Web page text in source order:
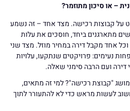
– או סיכון מתוזמר?
על קבוצות רכישה. מצד אחד – זה נשמע
מתארגנים ביחד, חוסכים את עלות
וכל אחד מקבל דירה במחיר מוזל. מצד שני
נעימים: פרויקטים שנתקעו, עלויות
ועם הרבה סימני שאלה.
"קבוצת רכישה"? למי זה מתאים,
לעשות מראש כדי לא להתעורר לתוך